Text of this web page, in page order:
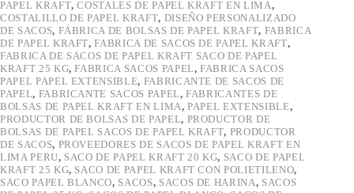
PAPEL KRAFT,COSTALES DE PAPEL KRAFT EN LIMA,
COSTALILLO DE PAPEL KRAFT, DISEÑO PERSONALIZADO
DE SACOS, FÁBRICA DE BOLSAS DE PAPEL KRAFT, FABRICA
DE PAPEL KRAFT,FABRICA DE SACOS DE PAPEL KRAFT,
FABRICA DE SACOS DE PAPEL KRAFT SACO DE PAPEL
KRAFT 25 KG,FABRICA SACOS PAPEL,FABRICA SACOS
PAPEL PAPEL EXTENSIBLE, FABRICANTE DE SACOS DE
PAPEL, FABRICANTE SACOS PAPEL,FABRICANTES DE
BOLSAS DE PAPEL KRAFT EN LIMA,PAPEL EXTENSIBLE,
PRODUCTOR DE BOLSAS DE PAPEL, PRODUCTOR DE
BOLSAS DE PAPEL SACOS DE PAPEL KRAFT, PRODUCTOR
DE SACOS, PROVEEDORES DE SACOS DE PAPEL KRAFT EN
LIMA PERU, SACO DE PAPEL KRAFT 20 KG, SACO DE PAPEL
KRAFT 25 KG, SACO DE PAPEL KRAFT CON POLIETILENO,
SACO PAPEL BLANCO, SACOS, SACOS DE HARINA, SACOS